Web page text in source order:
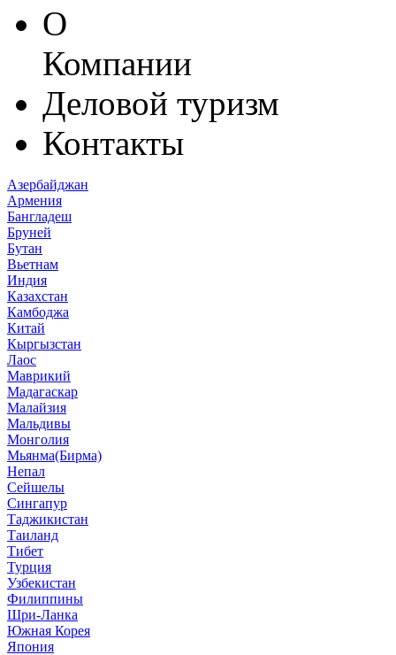
О
Компании
Деловой туризм
Контакты
Азербайджан
Армения
Бангладеш
Бруней
Бутан
Вьетнам
Индия
Казахстан
Камбоджа
Китай
Кыргызстан
Лаос
Маврикий
Мадагаскар
Малайзия
Мальдивы
Монголия
Мьянма(Бирма)
Непал
Сейшелы
Сингапур
Таджикистан
Таиланд
Тибет
Турция
Узбекистан
Филиппины
Шри-Ланка
Южная Корея
Япония